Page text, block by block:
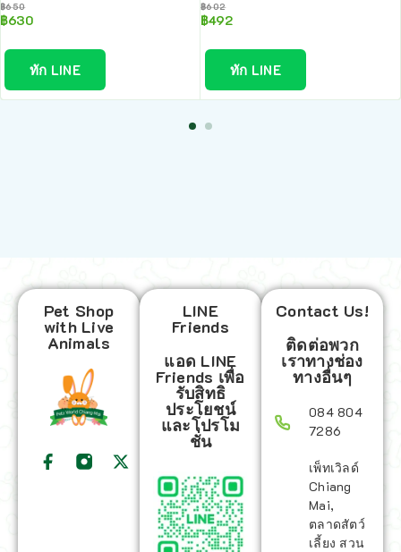
฿650
฿630
ทัก LINE
฿602
฿492
ทัก LINE
Pet Shop
with Live
Animals
LINE
Friends
แอด LINE
Friends เพื่อ
รับสิทธิ
ประโยชน์
และโปรโม
ชั่น
Contact Us!
ติดต่อพวก
เราทางช่อง
ทางอื่นๆ
084 804
7286
เพ็ทเวิลด์
Chiang
Mai,
ตลาดสัตว์
เลี้ยง สวน